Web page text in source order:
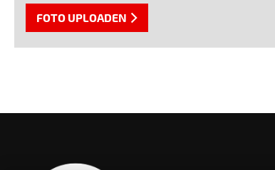
FOTO UPLOADEN